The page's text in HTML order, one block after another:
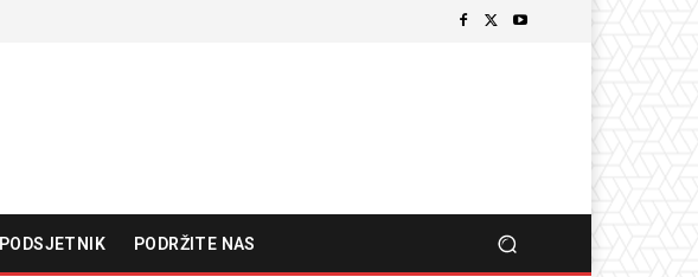
PODSJETNIK PODRŽITE NAS